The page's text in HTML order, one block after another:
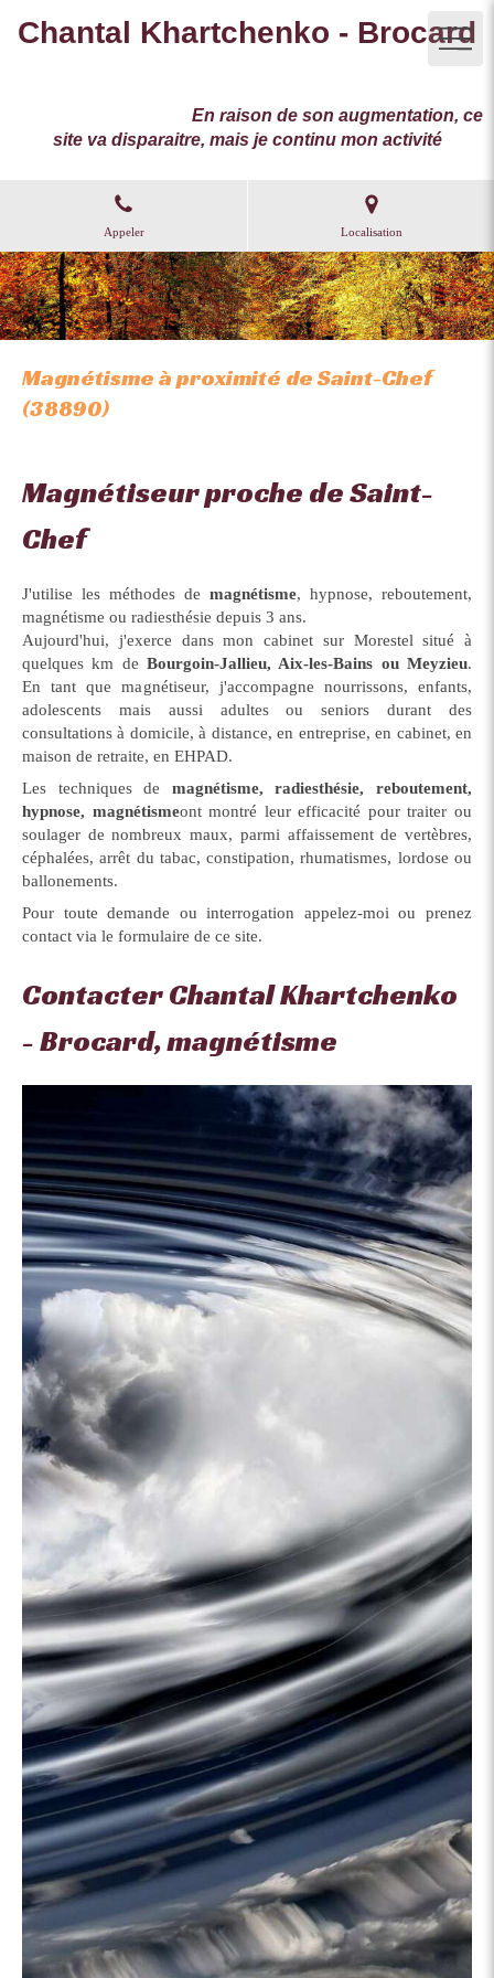
Chantal Khartchenko - Brocard
En raison de son augmentation, ce
site va disparaitre, mais je continu mon activité
Appeler Localisation
Magnétisme à proximité de Saint-Chef
(38890)
Magnétiseur proche de Saint-
Chef
J'utilise les méthodes de magnétisme, hypnose, reboutement,
magnétisme ou radiesthésie depuis 3 ans.
Aujourd'hui, j'exerce dans mon cabinet sur Morestel situé à
quelques km de Bourgoin-Jallieu, Aix-les-Bains ou Meyzieu.
En tant que magnétiseur, j'accompagne nourrissons, enfants,
adolescents mais aussi adultes ou seniors durant des
consultations à domicile, à distance, en entreprise, en cabinet, en
maison de retraite, en EHPAD.
Les techniques de magnétisme, radiesthésie, reboutement,
hypnose, magnétismeont montré leur efficacité pour traiter ou
soulager de nombreux maux, parmi affaissement de vertèbres,
céphalées, arrêt du tabac, constipation, rhumatismes, lordose ou
ballonements.
Pour toute demande ou interrogation appelez-moi ou prenez
contact via le formulaire de ce site.
Contacter Chantal Khartchenko
- Brocard, magnétisme